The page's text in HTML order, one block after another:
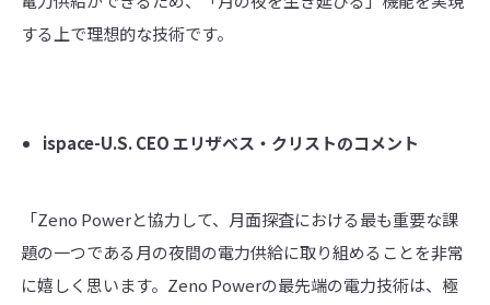
する上で理想的な技術です。
ispace-U.S. CEOエリザベス・クリストのコメント
「Zeno Powerと協力して、月面探査における最も重要な課
題の一つである月の夜間の電力供給に取り組めることを非常
に嬉しく思います。Zeno Powerの最先端の電力技術は、極